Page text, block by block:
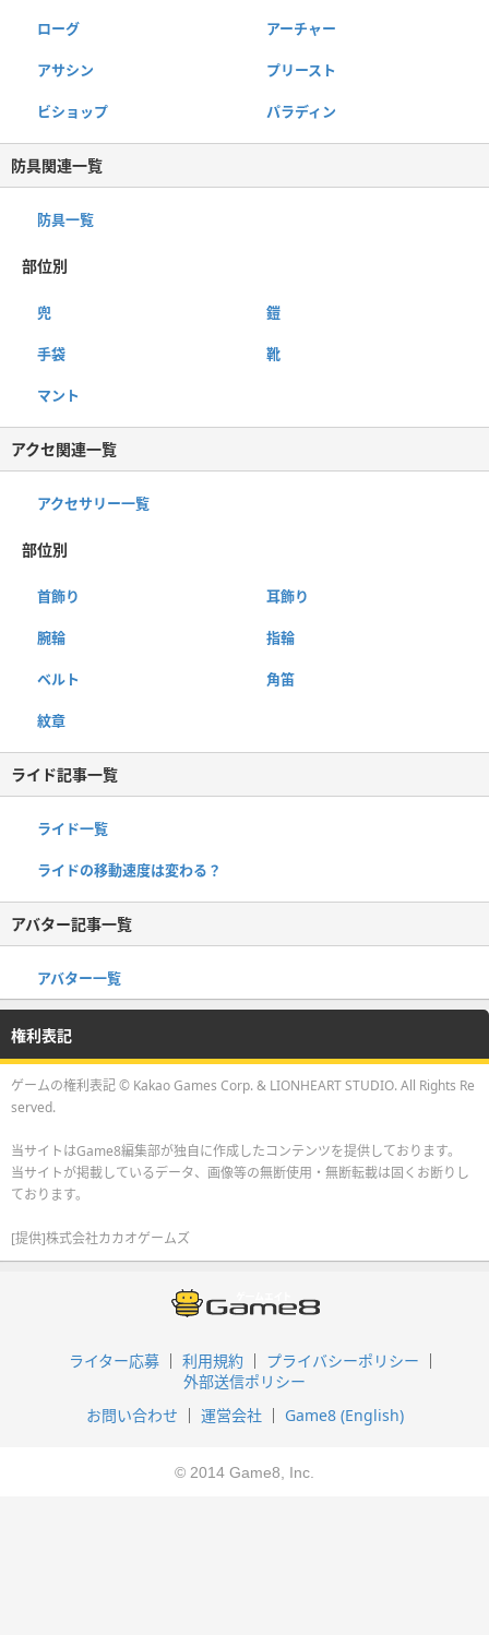
ローグ アーチャー
アサシン プリースト
ビショップ パラディン
防具関連一覧
防具一覧
部位別
兜 鎧
手袋 靴
マント
アクセ関連一覧
アクセサリー一覧
部位別
首飾り 耳飾り
腕輪 指輪
ベルト 角笛
紋章
ライド記事一覧
ライド一覧
ライドの移動速度は変わる？
アバター記事一覧
アバター一覧
権利表記
ゲームの権利表記 © Kakao Games Corp. & LIONHEART STUDIO. All Rights Re
served.
当サイトはGame8編集部が独自に作成したコンテンツを提供しております。
当サイトが掲載しているデータ、画像等の無断使用・無断転載は固くお断りし
ております。
[提供]株式会社カカオゲームズ
ライター応募 利用規約
プライバシーポリシー
外部送信ポリシー
お問い合わせ
運営会社 Game8 (English)
© 2014 Game8, Inc.